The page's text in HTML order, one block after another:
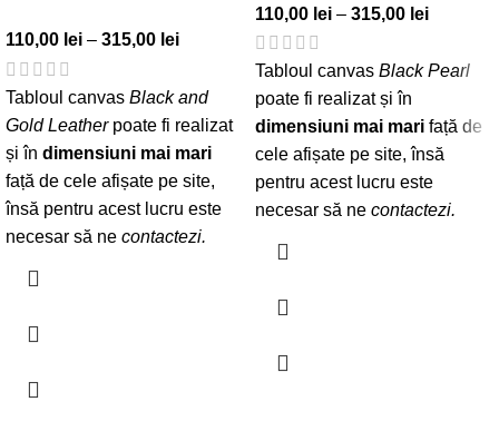
110,00 lei – 315,00 lei
Tabloul canvas Black and
Gold Leatherpoate fi realizat
și în dimensiuni mai mari
față de cele afișate pe site,
însă pentru acest lucru este
necesar să ne contactezi.
110,00 lei – 315,00 lei
Tabloul canvas Black Pearl
poate fi realizat și în
dimensiuni mai mari față de
cele afișate pe site, însă
pentru acest lucru este
necesar să ne contactezi.